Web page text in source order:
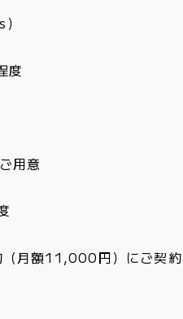
度
用意
月額11,000円）にご契約